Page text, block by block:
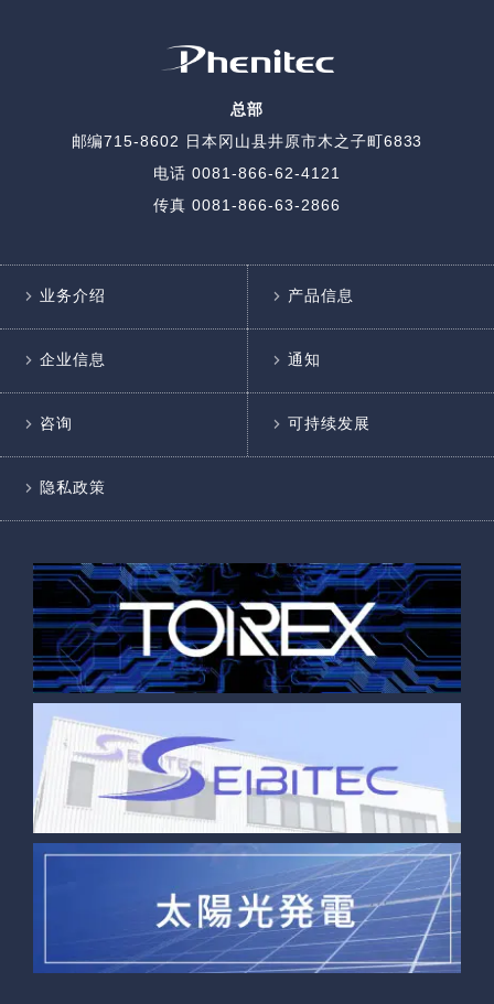
总部
邮编715-8602 日本冈山县井原市木之子町6833
电话0081-866-62-4121
传真 0081-866-63-2866
业务介绍 产品信息
企业信息 通知
咨询 可持续发展
隐私政策